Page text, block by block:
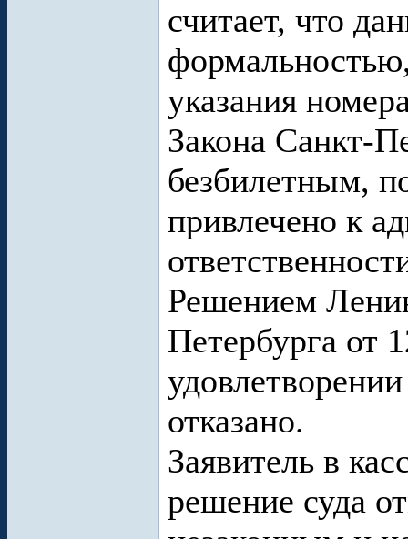
считает, что
указания
Закона Санкт-
безбилетным,
привлечено к
Решением
Петербурга от
отказано.
Заявитель в
решение суда